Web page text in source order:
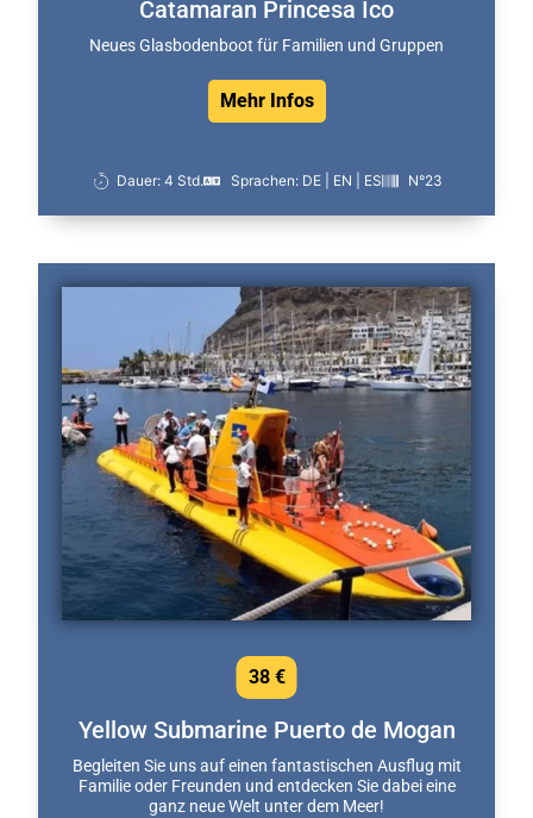
Catamaran Princesa Ico
Neues Glasbodenboot für Familien und Gruppen
Mehr Infos
Dauer: 4 Std. Sprachen: DE | EN | ES N°23
Yellow Submarine Puerto de Mogan
Begleiten Sie uns auf einen fantastischen Ausflug mit
Familie oder Freunden und entdecken Sie dabei eine
ganz neue Welt unter dem Meer!
38 €